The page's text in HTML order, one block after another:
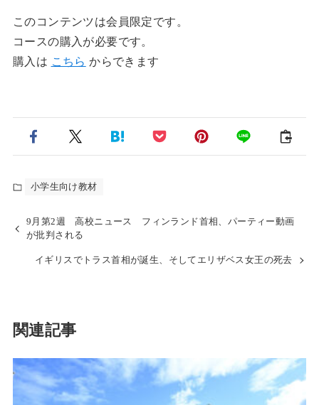
このコンテンツは会員限定です。
コースの購入が必要です。
購入は こちら からできます
小学生向け教材
9月第2週 高校ニュース フィンランド首相、パーティー動画
が批判される
イギリスでトラス首相が誕生、そしてエリザベス女王の死去
関連記事